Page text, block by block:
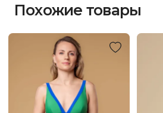
Похожие товары